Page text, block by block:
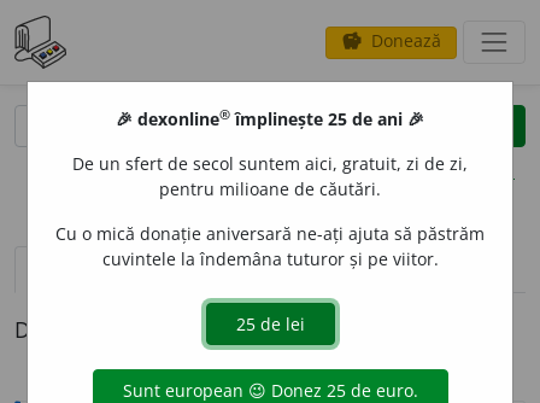
savings Donează
clear
opțiuni
definiții (1) pronunțievolume_up (50)
Definiția cu ID-ul 981899:
🎉 dexonline® împlinește 25 de ani 🎉
De un sfert de secol suntem aici, gratuit, zi de zi,
pentru milioane de căutări.
Cu o mică donație aniversară ne-ați ajuta să păstrăm
cuvintele la îndemâna tuturor și pe viitor.